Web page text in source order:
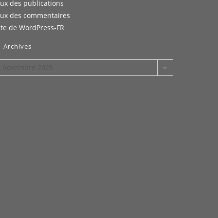
des publications
des commentaires
de WordPress-FR
Archives